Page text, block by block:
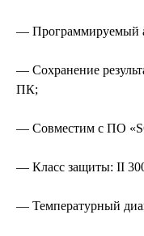
— Программируемый
— Сохранение
ПК;
— Совместим с ПО
— Класс защиты: II
— Температурный